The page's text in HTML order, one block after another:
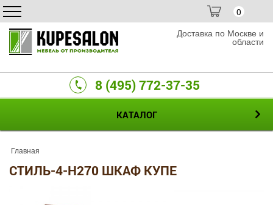
0
Доставка по Москве и
области
8 (495) 772-37-35
КАТАЛОГ
Главная
СТИЛЬ-4-H270 ШКАФ КУПЕ